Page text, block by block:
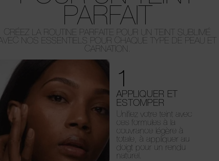
PARFAIT
CRÉEZ LA ROUTINE PARFAITE POUR UN TEINT SUBLIMÉ
NOS ESSENTIELS POUR CHAQUE TYPE DE PEAU ET
CARNATION.
1
APPLIQUER ET
ESTOMPER
Unifiez votre teint avec
ces formules à la
couvrance légère à
totale, à appliquer au
doigt pour un rendu
naturel.